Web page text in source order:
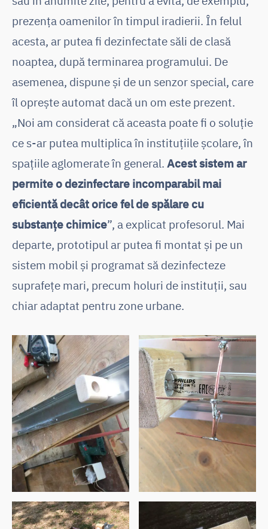
prezența oamenilor în timpul iradierii. În felul
acesta, ar putea fi dezinfectate săli de clasă
noaptea, după terminarea programului. De
asemenea, dispune și de un senzor special, care
îl oprește automat dacă un om este prezent.
„Noi am considerat că aceasta poate fi o soluție
ce s-ar putea multiplica în instituțiile școlare, în
spațiile aglomerate în general. Acest sistem ar
permite o dezinfectare incomparabil mai
eficientă decât orice fel de spălare cu
substanțe chimice”, a explicat profesorul. Mai
departe, prototipul ar putea fi montat și pe un
sistem mobil și programat să dezinfecteze
suprafețe mari, precum holuri de instituții, sau
chiar adaptat pentru zone urbane.